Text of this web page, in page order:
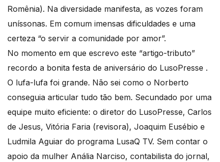
Romênia). Na diversidade manifesta, as vozes foram
uníssonas. Em comum imensas dificuldades e uma
certeza “o servir a comunidade por amor”.
No momento em que escrevo este “artigo-tributo”
recordo a bonita festa de aniversário do LusoPresse .
O lufa-lufa foi grande. Não sei como o Norberto
conseguia articular tudo tão bem. Secundado por uma
equipe muito eficiente: o diretor do LusoPresse, Carlos
de Jesus, Vitória Faria (revisora), Joaquim Eusébio e
Ludmila Aguiar do programa LusaQ TV. Sem contar o
apoio da mulher Anália Narciso, contabilista do jornal,